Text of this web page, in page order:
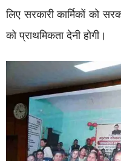
लिए सरकारी कार्मिकों को
को प्राथमिकता देनी होगी।